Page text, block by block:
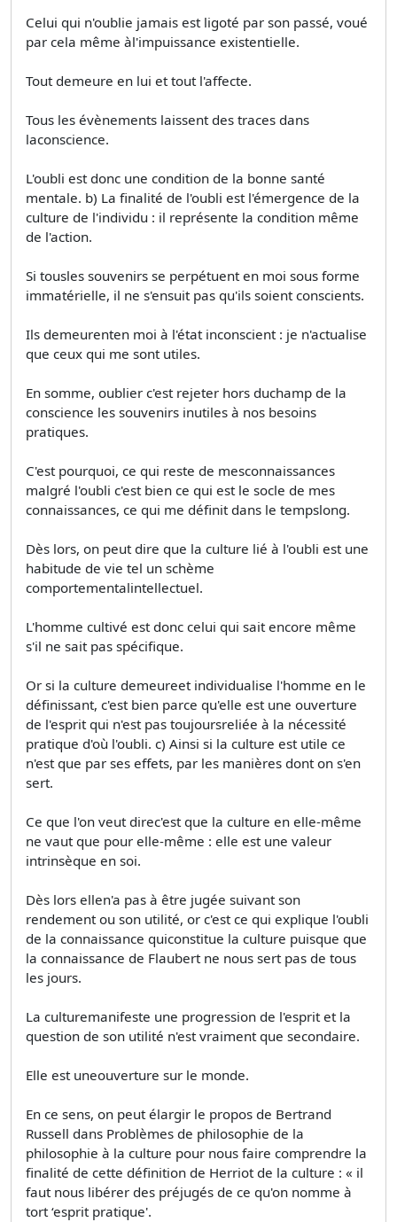
Celui qui n'oublie jamais est ligoté par son passé, voué
par cela même àl'impuissance existentielle.
Tout demeure en lui et tout l'affecte.
Tous les évènements laissent des traces dans
laconscience.
L'oubli est donc une condition de la bonne santé
mentale. b) La finalité de l'oubli est l'émergence de la
culture de l'individu : il représente la condition même
de l'action.
Si tousles souvenirs se perpétuent en moi sous forme
immatérielle, il ne s'ensuit pas qu'ils soient conscients.
Ils demeurenten moi à l'état inconscient : je n'actualise
que ceux qui me sont utiles.
En somme, oublier c'est rejeter hors duchamp de la
conscience les souvenirs inutiles à nos besoins
pratiques.
C'est pourquoi, ce qui reste de mesconnaissances
malgré l'oubli c'est bien ce qui est le socle de mes
connaissances, ce qui me définit dans le tempslong.
Dès lors, on peut dire que la culture lié à l'oubli est une
habitude de vie tel un schème
comportementalintellectuel.
L'homme cultivé est donc celui qui sait encore même
s'il ne sait pas spécifique.
Or si la culture demeureet individualise l'homme en le
définissant, c'est bien parce qu'elle est une ouverture
de l'esprit qui n'est pas toujoursreliée à la nécessité
pratique d'où l'oubli. c) Ainsi si la culture est utile ce
n'est que par ses effets, par les manières dont on s'en
sert.
Ce que l'on veut direc'est que la culture en elle-même
ne vaut que pour elle-même : elle est une valeur
intrinsèque en soi.
Dès lors ellen'a pas à être jugée suivant son
rendement ou son utilité, or c'est ce qui explique l'oubli
de la connaissance quiconstitue la culture puisque que
la connaissance de Flaubert ne nous sert pas de tous
les jours.
La culturemanifeste une progression de l'esprit et la
question de son utilité n'est vraiment que secondaire.
Elle est uneouverture sur le monde.
En ce sens, on peut élargir le propos de Bertrand
Russell dans Problèmes de philosophie de la
philosophie à la culture pour nous faire comprendre la
finalité de cette définition de Herriot de la culture : « il
faut nous libérer des préjugés de ce qu'on nomme à
tort ‘esprit pratique'.